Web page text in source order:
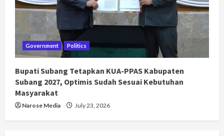
Government Politics
Bupati Subang Tetapkan KUA-PPAS Kabupaten
Subang 2027, Optimis Sudah Sesuai Kebutuhan
Masyarakat
Narose Media July 23, 2026